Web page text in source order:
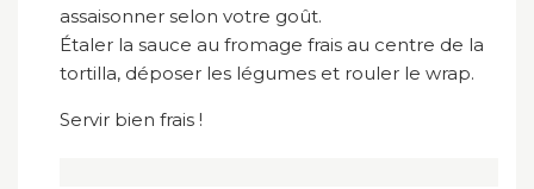
assaisonner selon votre goût.
Étaler la sauce au fromage frais au centre de la
tortilla, déposer les légumes et rouler le wrap.
Servir bien frais !